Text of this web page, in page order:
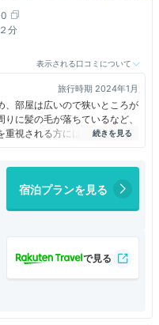
分
表示される口コミについて
旅行時期 2024年1月
、部屋は広いので狭いところが
に髪の毛が落ちているなど、
視される方にはお勧めしませ
ですが、ホテル前の駐車場は少
宿泊プランを見る